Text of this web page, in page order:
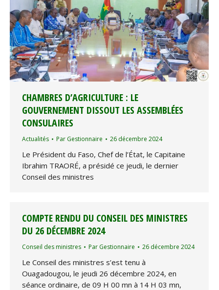
CHAMBRES D’AGRICULTURE : LE
GOUVERNEMENT DISSOUT LES ASSEMBLÉES
CONSULAIRES
Actualités Par Gestionnaire 26 décembre 2024
Le Président du Faso, Chef de l’État, le Capitaine
Ibrahim TRAORÉ, a présidé ce jeudi, le dernier
Conseil des ministres
COMPTE RENDU DU CONSEIL DES MINISTRES
DU 26 DÉCEMBRE 2024
Conseil des ministres Par Gestionnaire 26 décembre 2024
Le Conseil des ministres s’est tenu à
Ouagadougou, le jeudi 26 décembre 2024, en
séance ordinaire, de 09 H 00 mn à 14 H 03 mn,